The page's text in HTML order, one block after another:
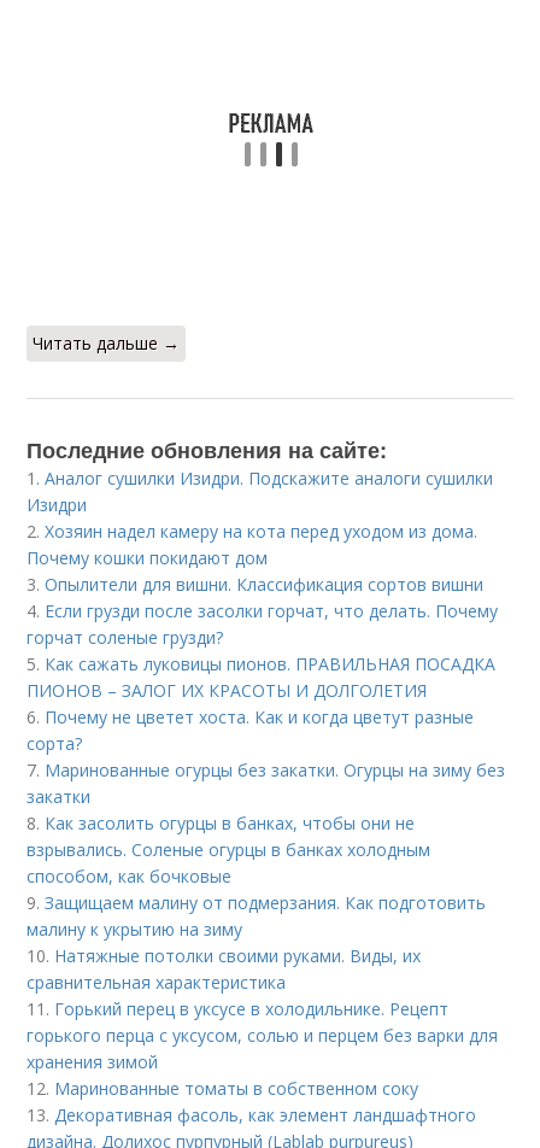
Читать дальше →
Последние обновления на сайте:
1.Аналог сушилки Изидри. Подскажите аналоги сушилки
Изидри
2.Хозяин надел камеру на кота перед уходом из дома.
Почему кошки покидают дом
3.Опылители для вишни. Классификация сортов вишни
4. Если грузди после засолки горчат, что делать. Почему
горчат соленые грузди?
5. Как сажать луковицы пионов. ПРАВИЛЬНАЯ ПОСАДКА
ПИОНОВ – ЗАЛОГ ИХ КРАСОТЫ И ДОЛГОЛЕТИЯ
6. Почему не цветет хоста. Как и когда цветут разные
сорта?
7. Маринованные огурцы без закатки. Огурцы на зиму без
закатки
8. Как засолить огурцы в банках, чтобы они не
взрывались. Соленые огурцы в банках холодным
способом, как бочковые
9.Защищаем малину от подмерзания. Как подготовить
малину к укрытию на зиму
10. Натяжные потолки своими руками. Виды, их
сравнительная характеристика
11. Горький перец в уксусе в холодильнике. Рецепт
горького перца с уксусом, солью и перцем без варки для
хранения зимой
12. Маринованные томаты в собственном соку
13. Декоративная фасоль, как элемент ландшафтного
дизайна. Долихос пурпурный (Lablab purpureus)